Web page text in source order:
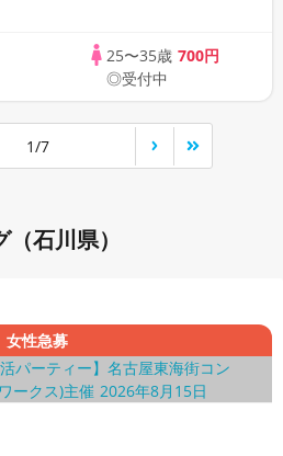
25〜35歳 700円
◎受付中
1/7
石川県）
女性急募